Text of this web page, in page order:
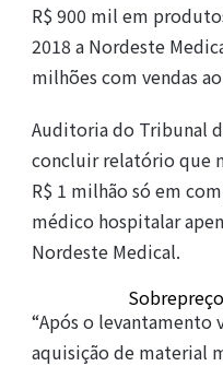
R$ 900 mil em
2018 a Nordeste
milhões com vendas
Auditoria do Tribunal
concluir relatório que
R$ 1 milhão só em
médico hospitalar
Nordeste Medical.
“Após o levantamento
aquisição de material